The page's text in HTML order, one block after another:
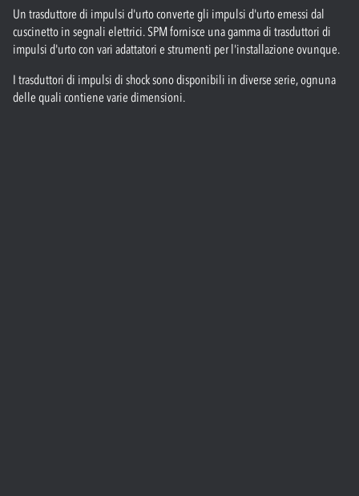
Un trasduttore di impulsi d'urto converte gli impulsi d'urto emessi dal
cuscinetto in segnali elettrici. SPM fornisce una gamma di trasduttori di
impulsi d'urto con vari adattatori e strumenti per l'installazione ovunque.
I trasduttori di impulsi di shock sono disponibili in diverse serie, ognuna
delle quali contiene varie dimensioni.